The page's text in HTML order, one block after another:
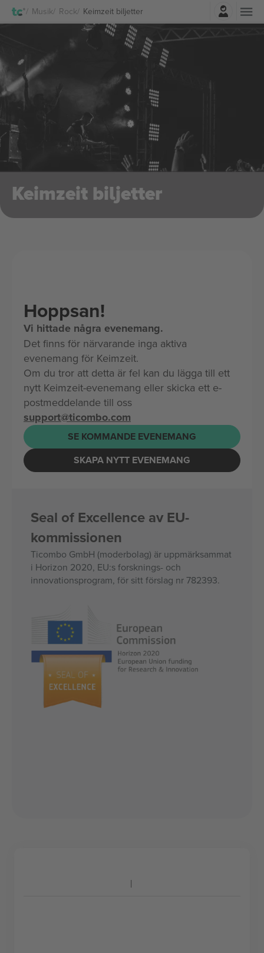
Musik Rock Keimzeit biljetter
Keimzeit biljetter
Hoppsan!
Vi hittade några evenemang.
Det finns för närvarande inga aktiva
evenemang för Keimzeit.
Om du tror att detta är fel kan du lägga till ett
nytt Keimzeit-evenemang eller skicka ett e-
postmeddelande till oss
support@ticombo.com
SE KOMMANDE EVENEMANG
SKAPA NYTT EVENEMANG
Seal of Excellence av EU-
kommissionen
Ticombo GmbH (moderbolag) är uppmärksammat
i Horizon 2020, EU:s forsknings- och
innovationsprogram, för sitt förslag nr 782393.